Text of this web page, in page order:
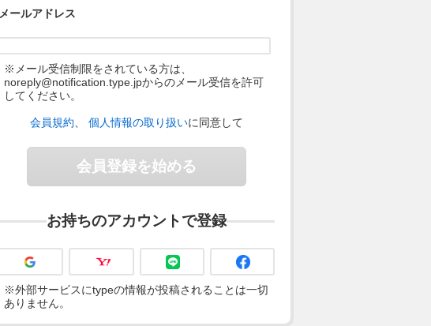
メールアドレス
※メール受信制限をされている方は、
noreply@notification.type.jpからのメール受信を許可
してください。
会員規約 個人情報の取り扱いに同意して
会員登録を始める
お持ちのアカウントで登録
※外部サービスにtypeの情報が投稿されることは一切
ありません。